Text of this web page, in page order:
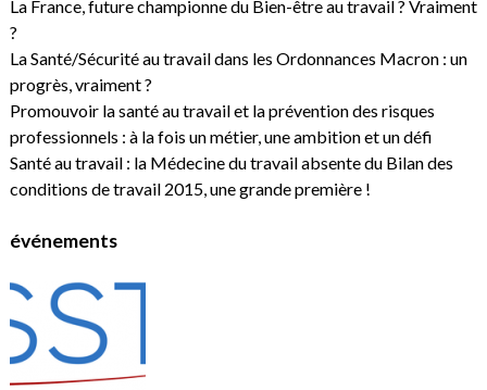
La France, future championne du Bien-être au travail ? Vraiment
?
La Santé/Sécurité au travail dans les Ordonnances Macron : un
progrès, vraiment ?
Promouvoir la santé au travail et la prévention des risques
professionnels : à la fois un métier, une ambition et un défi
Santé au travail : la Médecine du travail absente du Bilan des
conditions de travail 2015, une grande première !
événements